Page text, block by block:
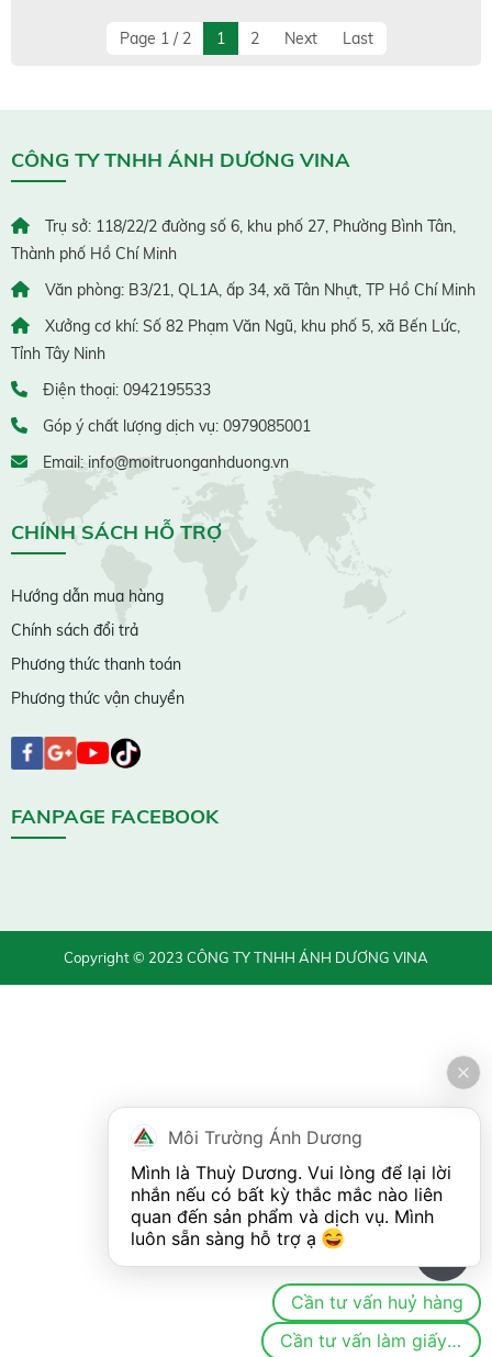
Page 1 / 2 1 2 Next Last
CÔNG TY TNHH ÁNH DƯƠNG VINA
Trụ sở: 118/22/2 đường số 6, khu phố 27, Phường Bình Tân,
Thành phố Hồ Chí Minh
Văn phòng: B3/21, QL1A, ấp 34, xã Tân Nhựt, TP Hồ Chí Minh
Xưởng cơ khí: Số 82 Phạm Văn Ngũ, khu phố 5, xã Bến Lức,
Tỉnh Tây Ninh
Điện thoại: 0942195533
Góp ý chất lượng dịch vụ: 0979085001
Email: info@moitruonganhduong.vn
CHÍNH SÁCH HỖ TRỢ
Hướng dẫn mua hàng
Chính sách đổi trả
Phương thức thanh toán
Phương thức vận chuyển
FANPAGE FACEBOOK
Copyright © 2023 CÔNG TY TNHH ÁNH DƯƠNG VINA
Môi Trường Ánh Dương
Mình là Thuỳ Dương. Vui lòng để lại lời
nhắn nếu có bất kỳ thắc mắc nào liên
quan đến sản phẩm và dịch vụ. Mình
luôn sẵn sàng hỗ trợ ạ
Cần tư vấn huỷ hàng
Cần tư vấn làm giấy phép/đăng ký môi trường